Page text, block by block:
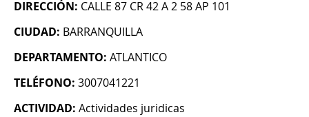
DIRECCIÓN: CALLE 87 CR 42 A 2 58 AP 101
CIUDAD: BARRANQUILLA
DEPARTAMENTO: ATLANTICO
TELÉFONO: 3007041221
ACTIVIDAD: Actividades juridicas